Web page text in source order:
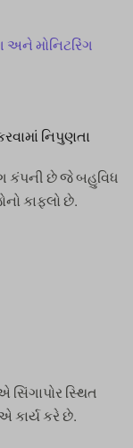
અને મોનિટરિંગ
નિપુણતા
કંપની છે જે બહુવિધ
કાફલો છે.
સ્થિત
કાર્ય કરે છે.